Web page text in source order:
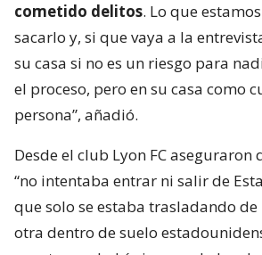
cometido delitos. Lo que
sacarlo y, si que vaya a la
su casa si no es un riesgo para
el proceso, pero en su casa como
persona”, añadió.
Desde el club Lyon FC aseguraron
“no intentaba entrar ni salir de
que solo se estaba trasladando
otra dentro de suelo